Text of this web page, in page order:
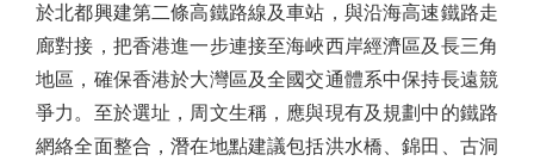
於北都興建第二條高鐵路線及車站，與沿海高速鐵路走
廊對接，把香港進一步連接至海峽西岸經濟區及長三角
地區，確保香港於大灣區及全國交通體系中保持長遠競
爭力。至於選址，周文生稱，應與現有及規劃中的鐵路
網絡全面整合，潛在地點建議包括洪水橋、錦田、古洞